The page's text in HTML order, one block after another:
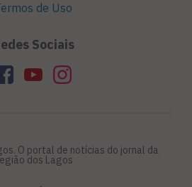
de Uso
Sociais
O portal de notícias do jornal da
dos Lagos